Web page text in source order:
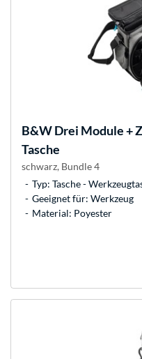
B&WDrei Module +
Tasche
schwarz, Bundle 4
Typ: Tasche -
Geeignet für: Werkzeug
Material: Poyester